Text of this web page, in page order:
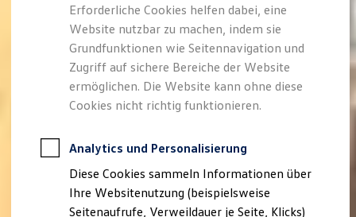
Saisonangebote
Reifenpakete
Leasing
Leasing-Angebote
Gebrauchtwagen Leasing
Junge Gebrauchtwagen-Leasing
Elektroauto Leasing
Kleinwagen-Leasing
Autokredit mit Schlussrate
Versicherungen und Garantien
Kfz-Versicherung
Restschuldversicherungen
Garantien
Erforderliche Cookies helfen dabei, eine
Website nutzbar zu machen, indem sie
Grundfunktionen wie Seitennavigation und
Zugriff auf sichere Bereiche der Website
ermöglichen. Die Website kann ohne diese
Cookies nicht richtig funktionieren.
Analytics und Personalisierung
Diese Cookies sammeln Informationen über
Ihre Websitenutzung (beispielsweise
Seitenaufrufe, Verweildauer je Seite, Klicks)